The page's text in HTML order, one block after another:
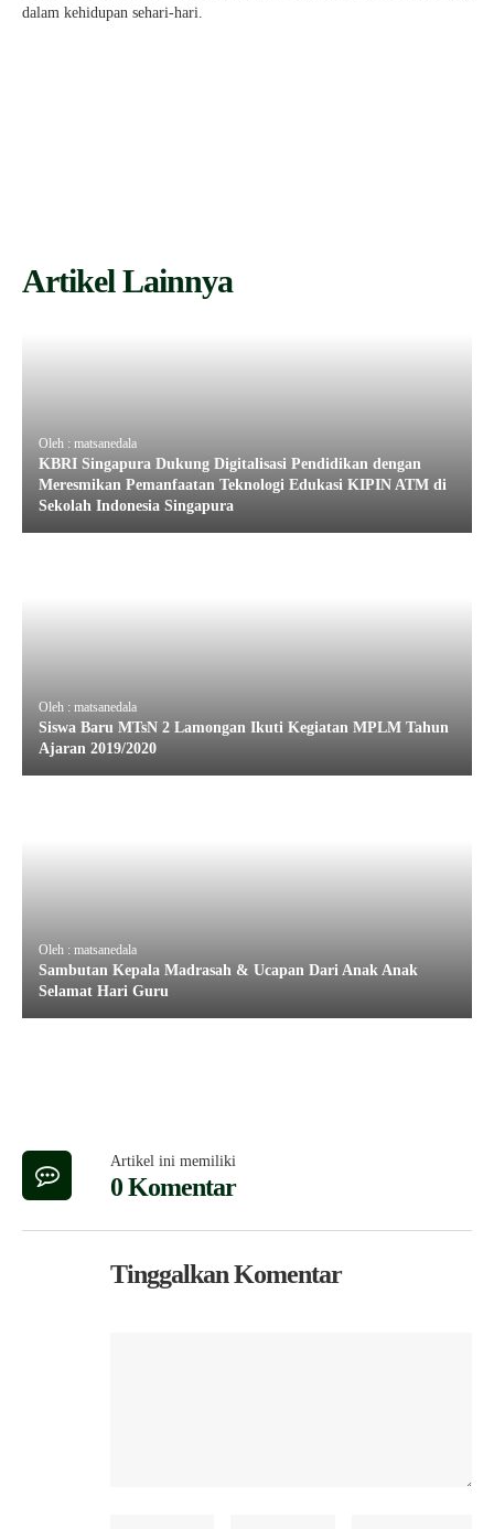
dalam kehidupan sehari-hari.
Artikel Lainnya
Oleh : matsanedala
KBRI Singapura Dukung Digitalisasi Pendidikan dengan
Meresmikan Pemanfaatan Teknologi Edukasi KIPIN ATM di
Sekolah Indonesia Singapura
Oleh : matsanedala
Siswa Baru MTsN 2 Lamongan Ikuti Kegiatan MPLM Tahun
Ajaran 2019/2020
Oleh : matsanedala
Sambutan Kepala Madrasah & Ucapan Dari Anak Anak
Selamat Hari Guru
Artikel ini memiliki
0 Komentar
Tinggalkan Komentar